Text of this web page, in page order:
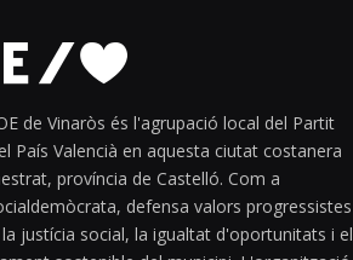
de Vinaròs és l'agrupació local del Partit
País Valencià en aquesta ciutat costanera
província de Castelló. Com a
defensa valors progressistes
justícia social, la igualtat d'oportunitats i el